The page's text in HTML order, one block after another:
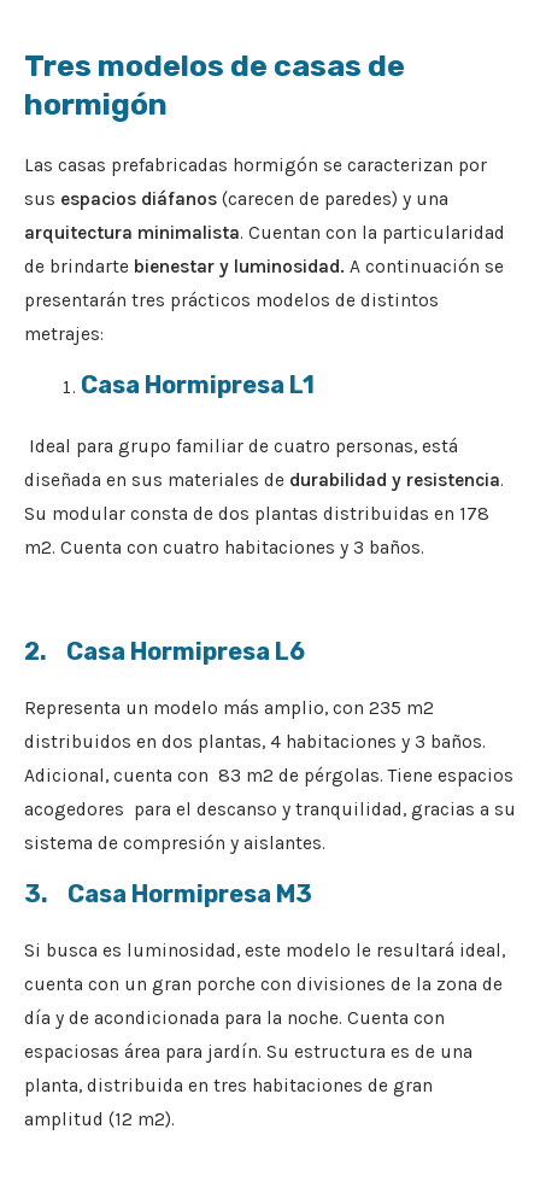
Tres modelos de casas de
hormigón
Las casas prefabricadas hormigón se caracterizan por
sus espacios diáfanos (carecen de paredes) y una
arquitectura minimalista. Cuentan con la particularidad
de brindarte bienestar y luminosidad. A continuación se
presentarán tres prácticos modelos de distintos
metrajes:
Casa Hormipresa L1
Ideal para grupo familiar de cuatro personas, está
diseñada en sus materiales de durabilidad y resistencia.
Su modular consta de dos plantas distribuidas en 178
m2. Cuenta con cuatro habitaciones y 3 baños.
2. Casa Hormipresa L6
Representa un modelo más amplio, con 235 m2
distribuidos en dos plantas, 4 habitaciones y 3 baños.
Adicional, cuenta con 83 m2 de pérgolas. Tiene espacios
acogedores para el descanso y tranquilidad, gracias a su
sistema de compresión y aislantes.
3. Casa Hormipresa M3
Si busca es luminosidad, este modelo le resultará ideal,
cuenta con un gran porche con divisiones de la zona de
día y de acondicionada para la noche. Cuenta con
espaciosas área para jardín. Su estructura es de una
planta, distribuida en tres habitaciones de gran
amplitud (12 m2).